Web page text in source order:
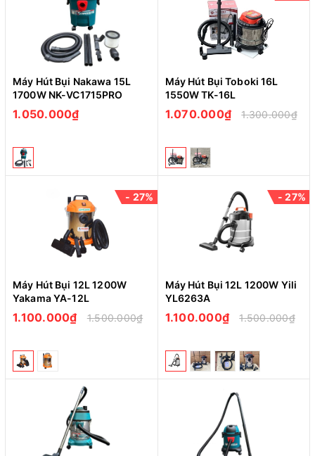
Máy Hút Bụi Nakawa 15L
1700W NK-VC1715PRO
1.050.000₫
Máy Hút Bụi Toboki 16L
1550W TK-16L
1.070.000₫ 1.300.000₫
- 27%
Máy Hút Bụi 12L 1200W
Yakama YA-12L
1.100.000₫ 1.500.000₫
- 27%
Máy Hút Bụi 12L 1200W Yili
YL6263A
1.100.000₫ 1.500.000₫